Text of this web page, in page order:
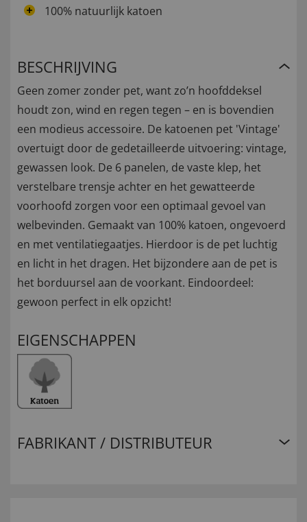
100% natuurlijk katoen
BESCHRIJVING
Geen zomer zonder pet, want zo’n hoofddeksel
houdt zon, wind en regen tegen – en is bovendien
een modieus accessoire. De katoenen pet 'Vintage'
overtuigt door de gedetailleerde uitvoering: vintage,
gewassen look. De 6 panelen, de vaste klep, het
verstelbare trensje achter en het gewatteerde
voorhoofd zorgen voor een optimaal gevoel van
welbevinden. Gemaakt van 100% katoen, ongevoerd
en met ventilatiegaatjes. Hierdoor is de pet luchtig
en licht in het dragen. Het bijzondere aan de pet is
het borduursel aan de voorkant. Eindoordeel:
gewoon perfect in elk opzicht!
EIGENSCHAPPEN
FABRIKANT / DISTRIBUTEUR